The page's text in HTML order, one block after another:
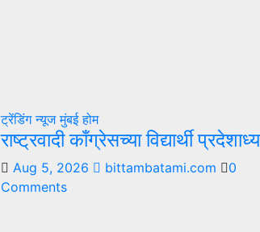
ट्रेंडिंग न्यूजमुंबईहोम
राष्ट्रवादी काँग्रेसच्या विद्यार्थी
Aug 5, 2026 bittambatami.com
0
Comments